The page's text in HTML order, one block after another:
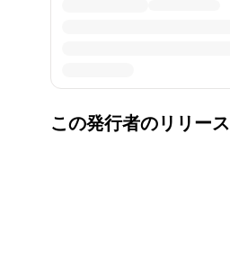
この発行者のリリース